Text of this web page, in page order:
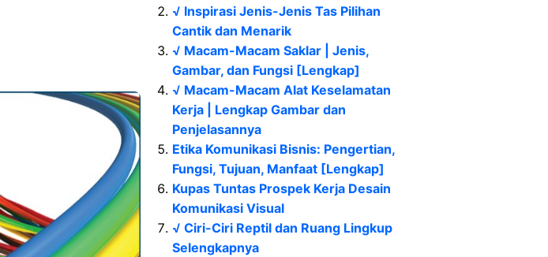
√ Inspirasi Jenis-Jenis Tas Pilihan
Cantik dan Menarik
√ Macam-Macam Saklar | Jenis,
Gambar, dan Fungsi [Lengkap]
√ Macam-Macam Alat Keselamatan
Kerja | Lengkap Gambar dan
Penjelasannya
Etika Komunikasi Bisnis: Pengertian,
Fungsi, Tujuan, Manfaat [Lengkap]
Kupas Tuntas Prospek Kerja Desain
Komunikasi Visual
√ Ciri-Ciri Reptil dan Ruang Lingkup
Selengkapnya